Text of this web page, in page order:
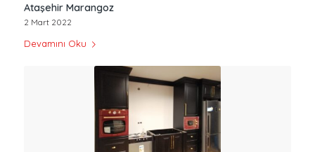
Ataşehir Marangoz
2 Mart 2022
Devamını Oku